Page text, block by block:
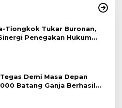
Tiongkok Tukar Buronan,
Penegakan Hukum
Demi Masa Depan
Batang Ganja Berhasil
TNI Habema